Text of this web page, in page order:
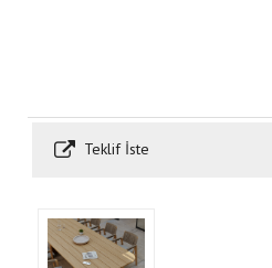
Teklif İste